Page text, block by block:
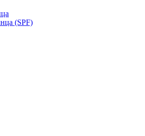
(SPF)